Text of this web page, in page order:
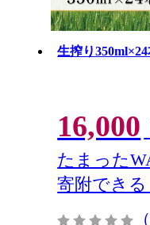
生搾り350ml×24
16,000
たまった
寄附できる